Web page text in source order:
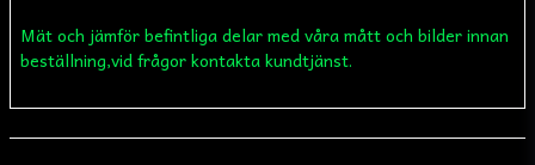
name
Namn
email
Mät och jämför befintliga delar med våra mått och bilder innan
beställning,vid frågor kontakta kundtjänst.